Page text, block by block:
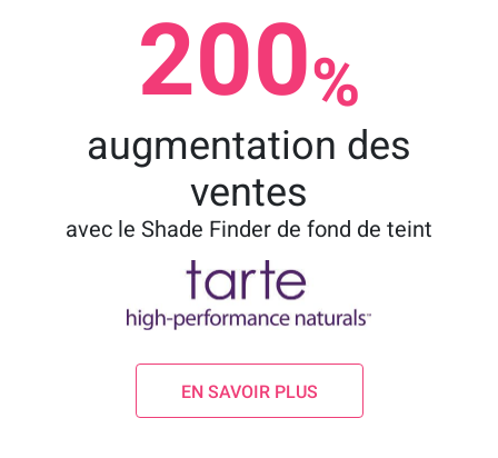
200%
augmentation des
ventes
avec le Shade Finder de fond de teint
EN SAVOIR PLUS